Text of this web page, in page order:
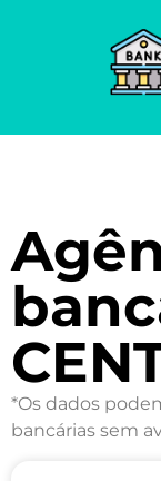
*Os dados
bancárias sem